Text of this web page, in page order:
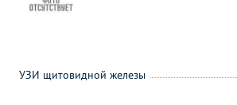
УЗИ щитовидной железы